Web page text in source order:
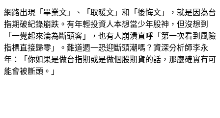
網路出現「畢業文」、「取暖文」和「後悔文」，就是因為台
指期破紀錄崩跌。有年輕投資人本想當少年股神，但沒想到
「一覺起來淪為斷頭客」，也有人崩潰直呼「第一次看到風險
指標直接歸零」。難道週一恐迎斷頭潮嗎？資深分析師李永
年：「你如果是做台指期或是做個股期貨的話，那麼確實有可
能會被斷頭。」